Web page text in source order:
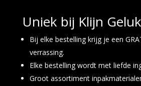
Uniek bij Klijn Geluk
Bij elke bestelling krijg je een
verrassing.
Elke bestelling wordt met liefde
Groot assortiment